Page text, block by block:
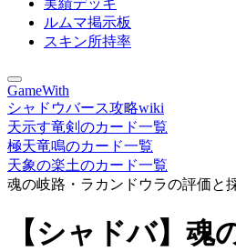
実績デッキ
ルムマ掲示板
スキン所持率
GameWith
シャドウバース攻略wiki
天示す竜剣のカード一覧
極天竜鳴のカード一覧
天象の楽土のカード一覧
魂の岐路・ラカンドウラの評価と
【シャドバ】魂